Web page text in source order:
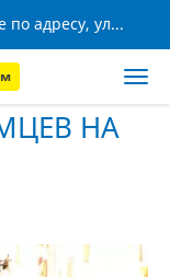
Будем рады вас видеть в новом филиале по адресу, ул. Кижеватова, 8!
НА